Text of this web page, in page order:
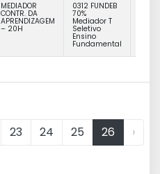
MEDIADOR
CONTR. DA
APRENDIZAGEM
– 20H
0312 FUNDEB
70%
Mediador T
Seletivo
Ensino
Fundamental
23 24 25 26 ›